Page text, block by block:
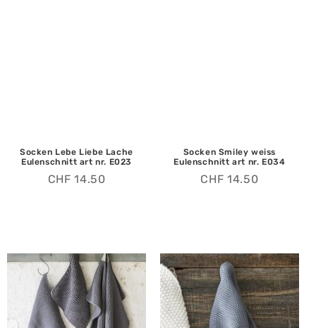
Socken Lebe Liebe Lache
Eulenschnitt art nr. E023
CHF 14.50
Socken Smiley weiss
Eulenschnitt art nr. E034
CHF 14.50